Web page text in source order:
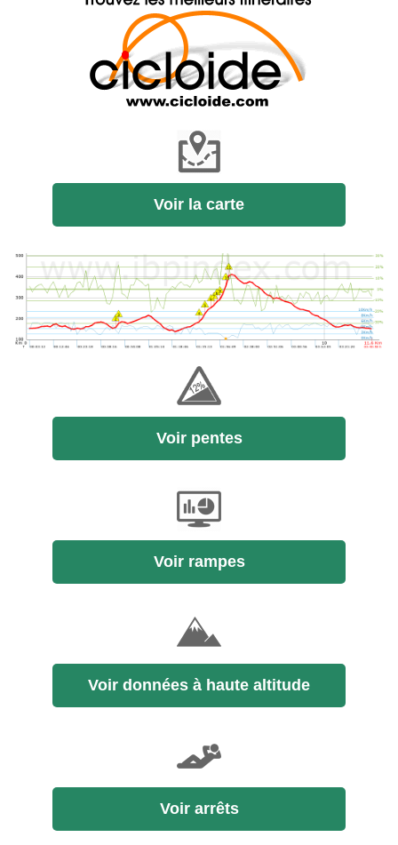
Voir la carte
Voir pentes
Voir rampes
Voir données à haute altitude
Voir arrêts